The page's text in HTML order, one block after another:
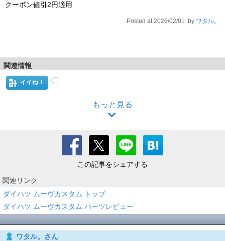
クーポン値引2円適用
Posted at 2026/02/01 by ワタル。
関連情報
イイね！
もっと見る
この記事をシェアする
関連リンク
ダイハツ ムーヴカスタム トップ
ダイハツ ムーヴカスタム パーツレビュー
ワタル。さん